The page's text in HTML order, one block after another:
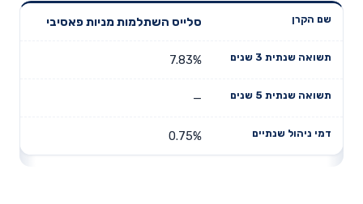
שנים
תשואה
דמי ניהול
סלייס השתלמות מניות פאסיבי
7.83%
—
0.75%